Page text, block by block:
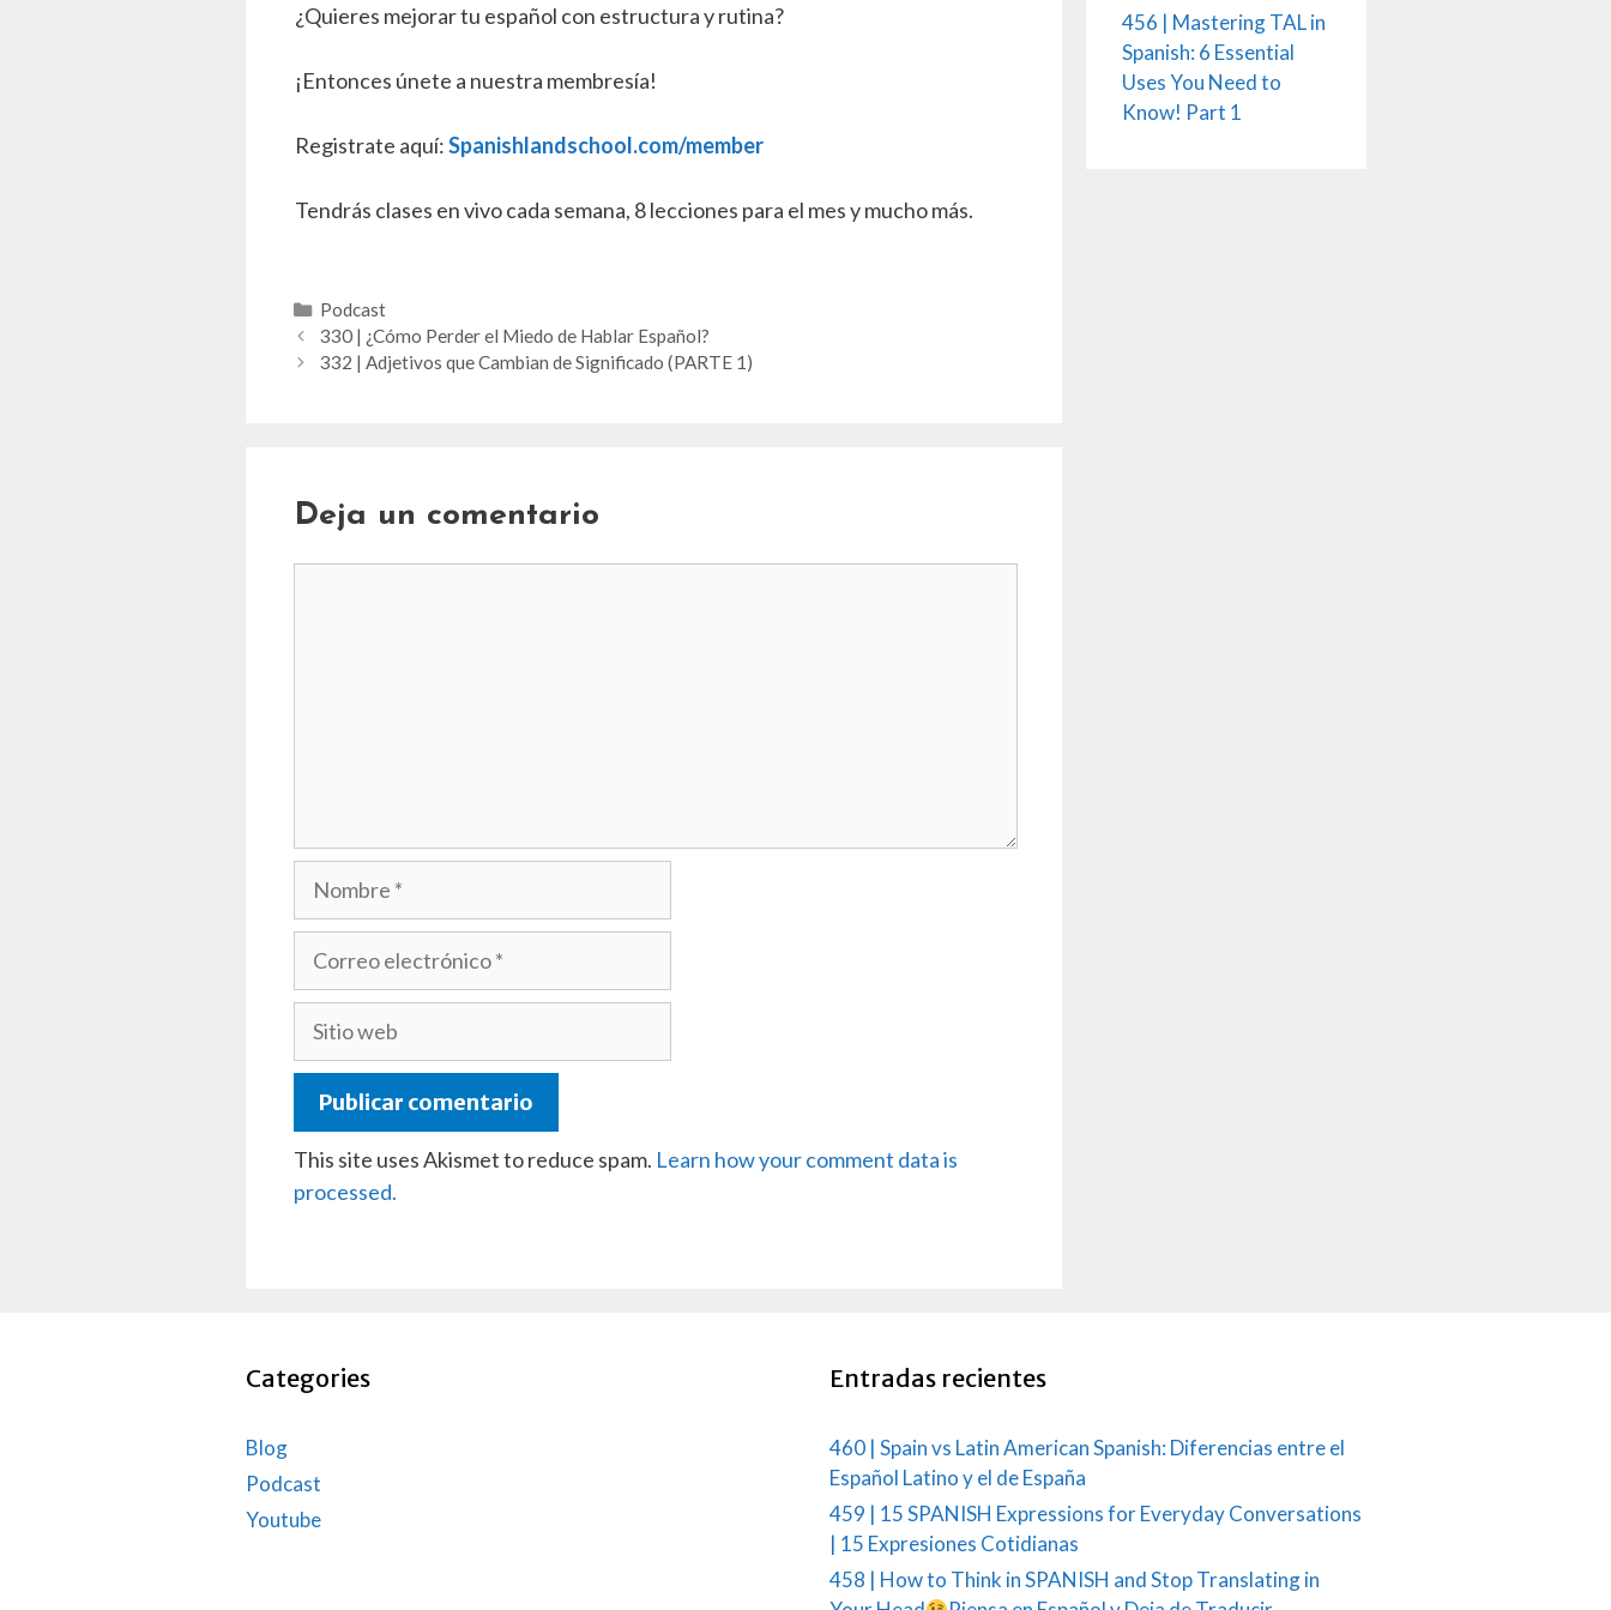
¿Quieres mejorar tu español con estructura y rutina?
¡Entonces únete a nuestra membresía!
Registrate aquí:Spanishlandschool.com/member
Tendrás clases en vivo cada semana, 8 lecciones para el mes y mucho más.
Categorías
Podcast
330 | ¿Cómo Perder el Miedo de Hablar Español?
332 | Adjetivos que Cambian de Significado (PARTE 1)
Deja un comentario
This site uses Akismet to reduce spam. Learn how your comment data is
processed.
456 | Mastering TAL in
Spanish: 6 Essential
Uses You Need to
Know! Part 1
Categories
Blog
Podcast
Youtube
Entradas recientes
460 | Spain vs Latin American Spanish: Diferencias entre el
Español Latino y el de España
459 | 15 SPANISH Expressions for Everyday Conversations
| 15 Expresiones Cotidianas
458 | How to Think in SPANISH and Stop Translating in